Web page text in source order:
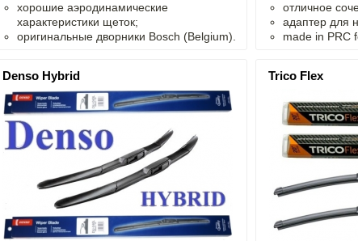
хорошие аэродинамические
характеристики щеток;
оригинальные дворники Bosch (Belgium).
отличное
адаптер для
made in PRC
Denso Hybrid Trico Flex